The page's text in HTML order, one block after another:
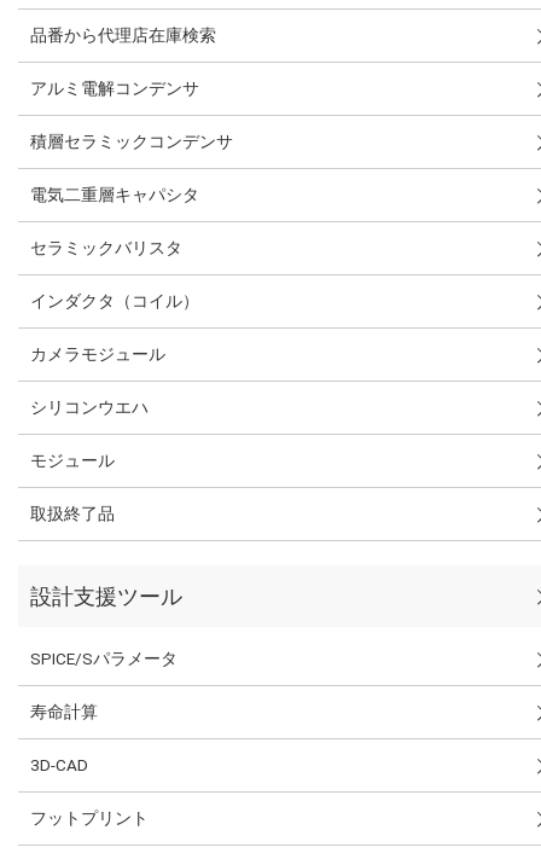
品番から代理店在庫検索
アルミ電解コンデンサ
積層セラミックコンデンサ
電気二重層キャパシタ
セラミックバリスタ
インダクタ（コイル）
カメラモジュール
シリコンウエハ
モジュール
取扱終了品
設計支援ツール
SPICE/Sパラメータ
寿命計算
3D-CAD
フットプリント